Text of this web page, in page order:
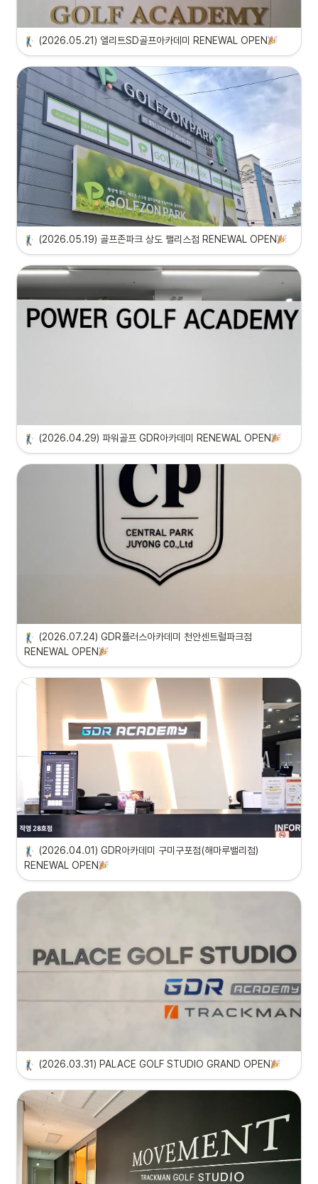
(2026.05.21) 엘리트SD골프아카데미 RENEWAL OPEN
(2026.05.19) 골프존파크 상도 팰리스점 RENEWAL OPEN
(2026.04.29) 파워골프 GDR아카데미 RENEWAL OPEN
(2026.07.24) GDR플러스아카데미 천안센트럴파크점
RENEWAL OPEN
(2026.04.01) GDR아카데미 구미구포점(해마루밸리점)
RENEWAL OPEN
(2026.03.31) PALACE GOLF STUDIO GRAND OPEN